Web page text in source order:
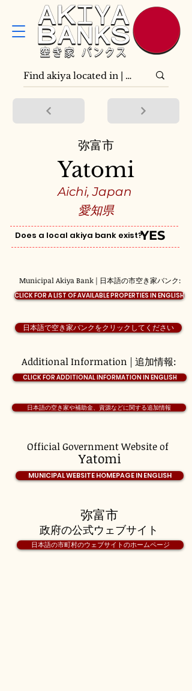
弥富市
YES
Yatomi
MUNICIPAL WEBSITE HOMEPAGE IN ENGLISH
Official Government Website of
CLICK FOR A LIST OF AVAILABLE PROPERTIES IN ENGLISH
Aichi, Japan
Additional Information | 追加情報:
Municipal Akiya Bank | 日本語の市空き家バンク:
Yatomi
Does a local akiya bank exist?
CLICK FOR ADDITIONAL INFORMATION IN ENGLISH
日本語で空き家バンクをクリックしてください
日本語の空き家や補助金、資源などに関する追加情報
弥富市
日本語の市町村のウェブサイトのホームページ
政府の公式ウェブサイト
愛知県